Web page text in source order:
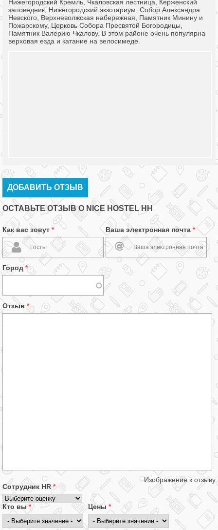
Нижегородский Кремль, Чкаловская лестница, Керженский
заповедник, Нижегородский экзотариум, Собор Александра
Невского, Верхневолжская набережная, Памятник Минину и
Пожарскому, Церковь Собора Пресвятой Богородицы,
Памятник Валерию Чкалову. В этом районе очень популярна
верховая езда и катание на велосимеде.
ДОБАВИТЬ ОТЗЫВ
ОСТАВЬТЕ ОТЗЫВ О NICE HOSTEL НН
Как вас зовут * Ваша электронная почта *
Город *
Отзыв *
Изображение к отзыву
Сотрудник HR*
Кто вы* Цены *